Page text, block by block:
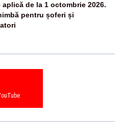
aplică de la 1 octombrie 2026.
pentru șoferi și